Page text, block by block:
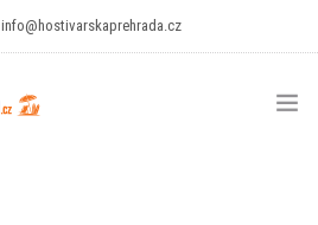
info@hostivarskaprehrada.cz